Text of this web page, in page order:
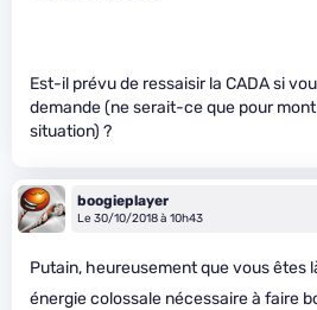
Est-il prévu de ressaisir la CADA si
demande (ne serait-ce que pour
situation) ?
boogieplayer
Le 30/10/2018 à 10h43
Putain, heureusement que vous êtes
énergie colossale nécessaire à faire